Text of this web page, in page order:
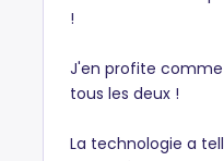
!
J'en profite
tous les deux !
La technologie a